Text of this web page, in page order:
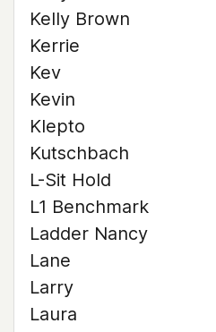
Kelly Brown
Kerrie
Kev
Kevin
Klepto
Kutschbach
L-Sit Hold
L1 Benchmark
Ladder Nancy
Lane
Larry
Laura